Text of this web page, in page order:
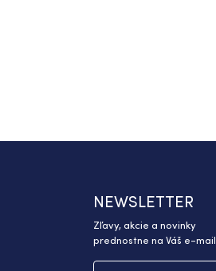
NEWSLETTER
Zľavy, akcie a novinky
prednostne na Váš e-mail.